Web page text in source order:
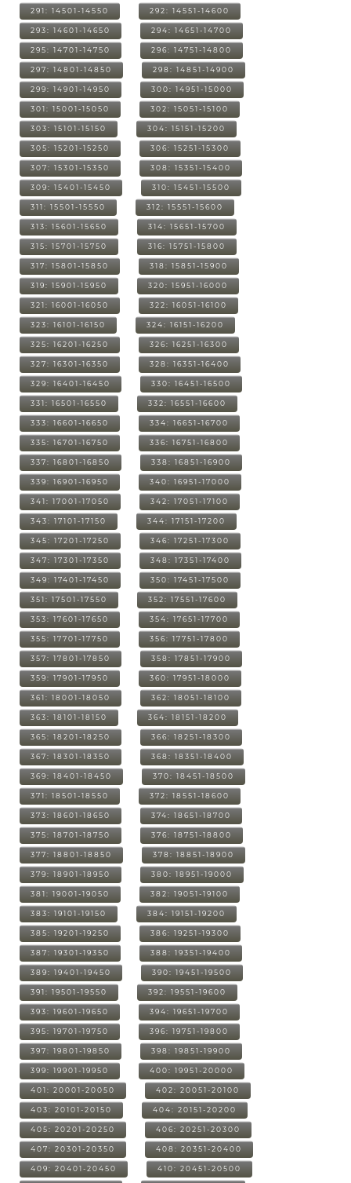
291: 14501-14550 292: 14551-14600
293: 14601-14650 294: 14651-14700
295: 14701-14750 296: 14751-14800
297: 14801-14850 298: 14851-14900
299: 14901-14950 300: 14951-15000
301: 15001-15050 302: 15051-15100
303: 15101-15150 304: 15151-15200
305: 15201-15250 306: 15251-15300
307: 15301-15350 308: 15351-15400
309: 15401-15450 310: 15451-15500
311: 15501-15550 312: 15551-15600
313: 15601-15650 314: 15651-15700
315: 15701-15750 316: 15751-15800
317: 15801-15850 318: 15851-15900
319: 15901-15950 320: 15951-16000
321: 16001-16050 322: 16051-16100
323: 16101-16150 324: 16151-16200
325: 16201-16250 326: 16251-16300
327: 16301-16350 328: 16351-16400
329: 16401-16450 330: 16451-16500
331: 16501-16550 332: 16551-16600
333: 16601-16650 334: 16651-16700
335: 16701-16750 336: 16751-16800
337: 16801-16850 338: 16851-16900
339: 16901-16950 340: 16951-17000
341: 17001-17050 342: 17051-17100
343: 17101-17150 344: 17151-17200
345: 17201-17250 346: 17251-17300
347: 17301-17350 348: 17351-17400
349: 17401-17450 350: 17451-17500
351: 17501-17550 352: 17551-17600
353: 17601-17650 354: 17651-17700
355: 17701-17750 356: 17751-17800
357: 17801-17850 358: 17851-17900
359: 17901-17950 360: 17951-18000
361: 18001-18050 362: 18051-18100
363: 18101-18150 364: 18151-18200
365: 18201-18250 366: 18251-18300
367: 18301-18350 368: 18351-18400
369: 18401-18450 370: 18451-18500
371: 18501-18550 372: 18551-18600
373: 18601-18650 374: 18651-18700
375: 18701-18750 376: 18751-18800
377: 18801-18850 378: 18851-18900
379: 18901-18950 380: 18951-19000
381: 19001-19050 382: 19051-19100
383: 19101-19150 384: 19151-19200
385: 19201-19250 386: 19251-19300
387: 19301-19350 388: 19351-19400
389: 19401-19450 390: 19451-19500
391: 19501-19550 392: 19551-19600
393: 19601-19650 394: 19651-19700
395: 19701-19750 396: 19751-19800
397: 19801-19850 398: 19851-19900
399: 19901-19950 400: 19951-20000
401: 20001-20050 402: 20051-20100
403: 20101-20150 404: 20151-20200
405: 20201-20250 406: 20251-20300
407: 20301-20350 408: 20351-20400
409: 20401-20450 410: 20451-20500